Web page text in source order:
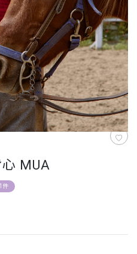
MUA
件